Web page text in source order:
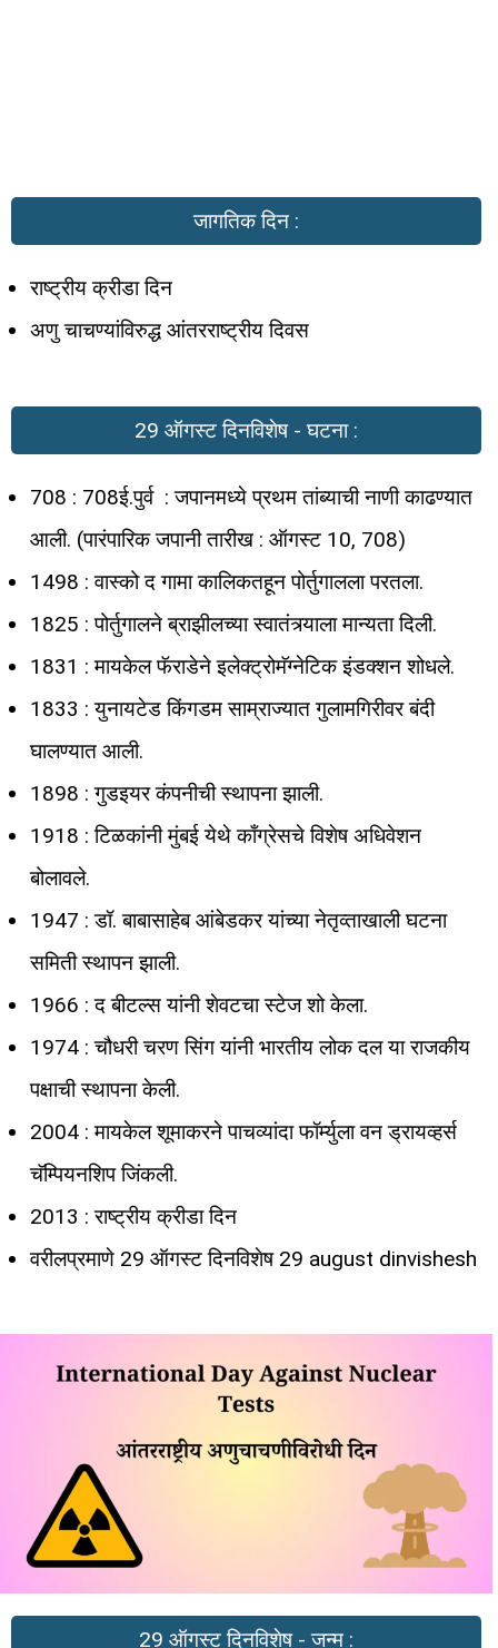
जागतिक दिन :
राष्ट्रीय क्रीडा दिन
अणु चाचण्यांविरुद्ध आंतरराष्ट्रीय दिवस
29 ऑगस्ट दिनविशेष - घटना :
708 : 708ई.पुर्व : जपानमध्ये प्रथम तांब्याची नाणी काढण्यात
आली. (पारंपारिक जपानी तारीख : ऑगस्ट 10, 708)
1498 : वास्को द गामा कालिकतहून पोर्तुगालला परतला.
1825 : पोर्तुगालने ब्राझीलच्या स्वातंत्र्याला मान्यता दिली.
1831 : मायकेल फॅराडेने इलेक्ट्रोमॅग्नेटिक इंडक्शन शोधले.
1833 : युनायटेड किंगडम साम्राज्यात गुलामगिरीवर बंदी
घालण्यात आली.
1898 : गुडइयर कंपनीची स्थापना झाली.
1918 : टिळकांनी मुंबई येथे काँग्रेसचे विशेष अधिवेशन
बोलावले.
1947 : डॉ. बाबासाहेब आंबेडकर यांच्या नेतृव्ताखाली घटना
समिती स्थापन झाली.
1966 : द बीटल्स यांनी शेवटचा स्टेज शो केला.
1974 : चौधरी चरण सिंग यांनी भारतीय लोक दल या राजकीय
पक्षाची स्थापना केली.
2004 : मायकेल शूमाकरने पाचव्यांदा फॉर्म्युला वन ड्रायव्हर्स
चॅम्पियनशिप जिंकली.
2013 : राष्ट्रीय क्रीडा दिन
वरीलप्रमाणे 29 ऑगस्ट दिनविशेष 29 august dinvishesh
29 ऑगस्ट दिनविशेष - जन्म :